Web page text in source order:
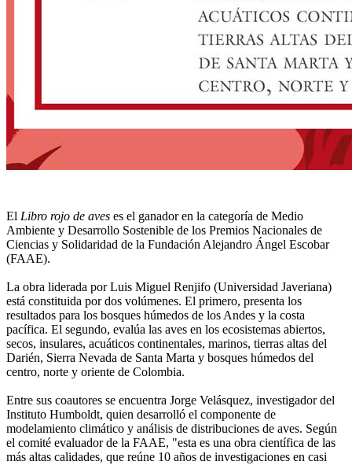
El Libro rojo de aves es el ganador en la categoría de Medio
Ambiente y Desarrollo Sostenible de los Premios Nacionales de
Ciencias y Solidaridad de la Fundación Alejandro Ángel Escobar
(FAAE).
La obra liderada por Luis Miguel Renjifo (Universidad Javeriana)
está constituida por dos volúmenes. El primero, presenta los
resultados para los bosques húmedos de los Andes y la costa
pacífica. El segundo, evalúa las aves en los ecosistemas abiertos,
secos, insulares, acuáticos continentales, marinos, tierras altas del
Darién, Sierra Nevada de Santa Marta y bosques húmedos del
centro, norte y oriente de Colombia.
Entre sus coautores se encuentra Jorge Velásquez, investigador del
Instituto Humboldt, quien desarrolló el componente de
modelamiento climático y análisis de distribuciones de aves. Según
el comité evaluador de la FAAE, "esta es una obra científica de las
más altas calidades, que reúne 10 años de investigaciones en casi